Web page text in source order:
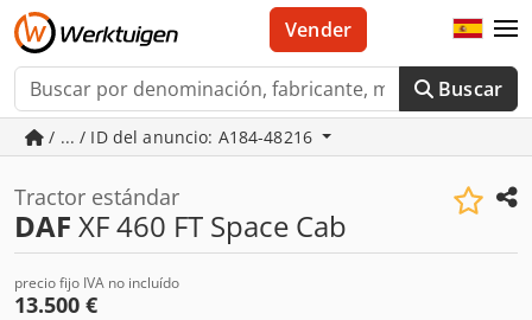
Buscar
Vender
/ ... / ID del anuncio: A184-48216
Tractor estándar
DAF XF 460 FT Space Cab
precio fijo IVA no incluído
13.500 €